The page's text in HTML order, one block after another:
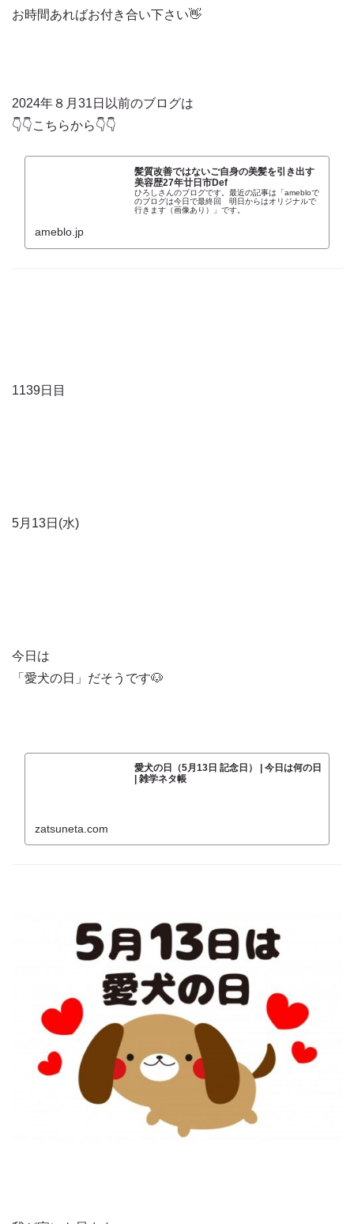
お時間あればお付き合い下さい👋
2024年８月31日以前のブログは
👇👇こちらから👇👇
髪質改善ではないご自身の美髪を引き出す
美容歴27年廿日市Def
ひろしさんのブログです。最近の記事は「amebloで
のブログは今日で最終回 明日からはオリジナルで
行きます（画像あり）」です。
ameblo.jp
1139日目
5月13日(水)
今日は
「愛犬の日」だそうです🐶
愛犬の日（5月13日 記念日） | 今日は何の日
| 雑学ネタ帳
zatsuneta.com